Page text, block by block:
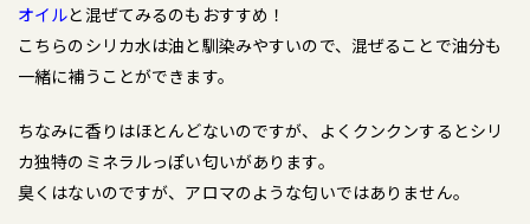
オイルと混ぜてみるのもおすすめ！
こちらのシリカ水は油と馴染みやすいので、混ぜることで油分も
一緒に補うことができます。
ちなみに香りはほとんどないのですが、よくクンクンするとシリ
カ独特のミネラルっぽい匂いがあります。
臭くはないのですが、アロマのような匂いではありません。